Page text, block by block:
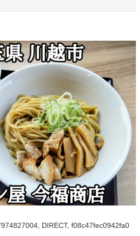
DIRECT, f08c47fec0942fa0